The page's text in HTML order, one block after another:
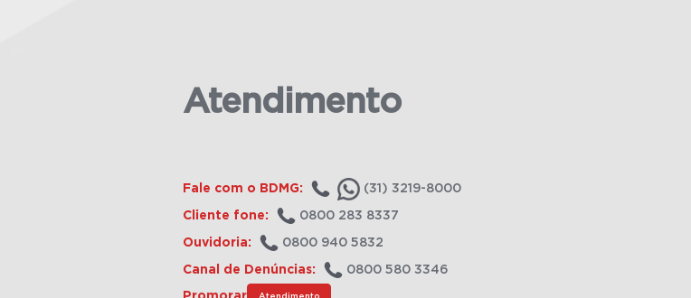
Atendimento
Fale com o BDMG: (31) 3219-8000
Cliente fone: 0800 283 8337
Ouvidoria: 0800 940 5832
Canal de Denúncias: 0800 580 3346
Atendimento